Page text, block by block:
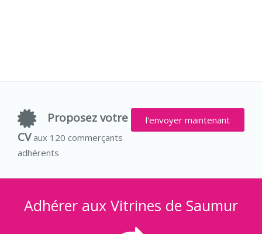
l'envoyer maintenant
Proposez votre
CVaux 120 commerçants
adhérents
Adhérer aux Vitrines de Saumur